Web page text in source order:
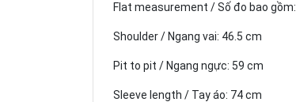
Flat measurement / Số đo bao gồm:
Shoulder / Ngang vai: 46.5 cm
Pit to pit / Ngang ngực: 59 cm
Sleeve length / Tay áo: 74 cm